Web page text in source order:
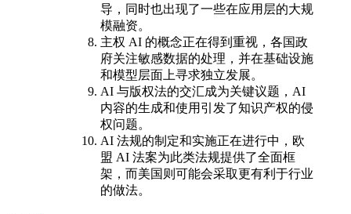
导，同时也出现了一些在应用层的大规
模融资。
主权 AI 的概念正在得到重视，各国政
府关注敏感数据的处理，并在基础设施
和模型层面上寻求独立发展。
AI 与版权法的交汇成为关键议题，AI
内容的生成和使用引发了知识产权的侵
权问题。
AI 法规的制定和实施正在进行中，欧
盟 AI 法案为此类法规提供了全面框
架，而美国则可能会采取更有利于行业
的做法。